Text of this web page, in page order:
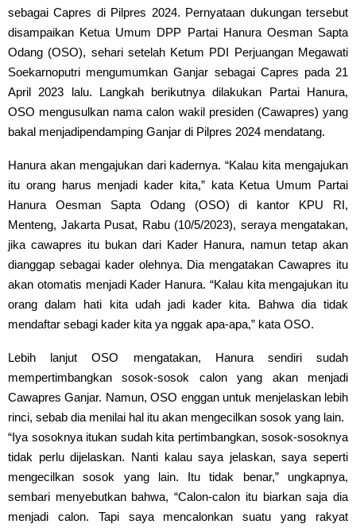
sebagai Capres di Pilpres 2024. Pernyataan dukungan tersebut
disampaikan Ketua Umum DPP Partai Hanura Oesman Sapta
Odang (OSO), sehari setelah Ketum PDI Perjuangan Megawati
Soekarnoputri mengumumkan Ganjar sebagai Capres pada 21
April 2023 lalu. Langkah berikutnya dilakukan Partai Hanura,
OSO mengusulkan nama calon wakil presiden (Cawapres) yang
bakal menjadipendamping Ganjar di Pilpres 2024 mendatang.
Hanura akan mengajukan dari kadernya. “Kalau kita mengajukan
itu orang harus menjadi kader kita,” kata Ketua Umum Partai
Hanura Oesman Sapta Odang (OSO) di kantor KPU RI,
Menteng, Jakarta Pusat, Rabu (10/5/2023), seraya mengatakan,
jika cawapres itu bukan dari Kader Hanura, namun tetap akan
dianggap sebagai kader olehnya. Dia mengatakan Cawapres itu
akan otomatis menjadi Kader Hanura. “Kalau kita mengajukan itu
orang dalam hati kita udah jadi kader kita. Bahwa dia tidak
mendaftar sebagi kader kita ya nggak apa-apa,” kata OSO.
Lebih lanjut OSO mengatakan, Hanura sendiri sudah
mempertimbangkan sosok-sosok calon yang akan menjadi
Cawapres Ganjar. Namun, OSO enggan untuk menjelaskan lebih
rinci, sebab dia menilai hal itu akan mengecilkan sosok yang lain.
“Iya sosoknya itukan sudah kita pertimbangkan, sosok-sosoknya
tidak perlu dijelaskan. Nanti kalau saya jelaskan, saya seperti
mengecilkan sosok yang lain. Itu tidak benar,” ungkapnya,
sembari menyebutkan bahwa, “Calon-calon itu biarkan saja dia
menjadi calon. Tapi saya mencalonkan suatu yang rakyat